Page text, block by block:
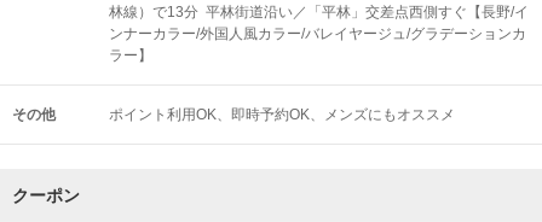
林線）で13分 平林街道沿い／「平林」交差点西側すぐ【長野/イ
ンナーカラー/外国人風カラー/バレイヤージュ/グラデーションカ
ラー】
その他 ポイント利用OK 即時予約OK メンズにもオススメ
クーポン